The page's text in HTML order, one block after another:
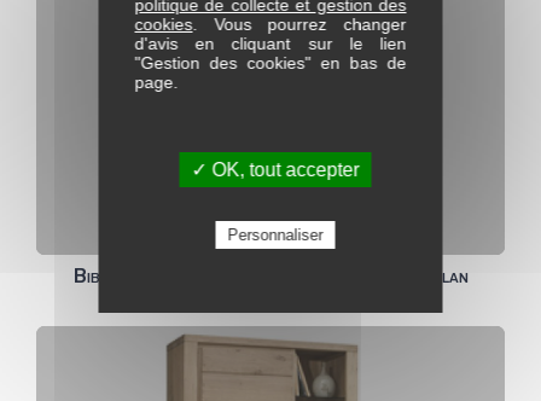
Bibliothèque 1 portes + 1 grande niche Magellan
politique de collecte et gestion des
cookies. Vous pourrez changer
d'avis en cliquant sur le lien
"Gestion des cookies" en bas de
page.
✓ OK, tout accepter
Personnaliser